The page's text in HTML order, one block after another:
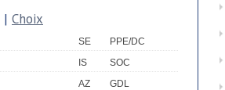
| Choix
SE
PPE/DC
IS
SOC
AZ
GDL